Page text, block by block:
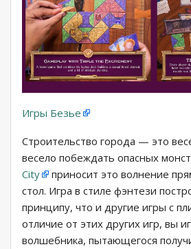
Игры Безье
Строительство города — это
весело побеждать опасных
City
приносит это волнение
стол. Игра в стиле фэнтези
принципу, что и другие игры с
отличие от этих других игр, вы
волшебника, пытающегося